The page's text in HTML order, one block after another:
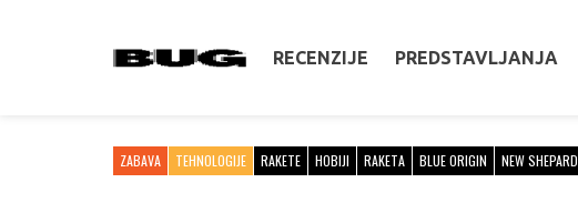
RECENZIJE PREDSTAVLJANJA
ZABAVA TEHNOLOGIJE RAKETE HOBIJI RAKETA BLUE ORIGIN NEW SHEPARD